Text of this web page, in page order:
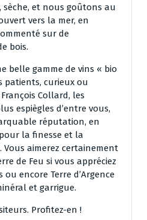
et nous goûtons au
vers la mer, en
sur de
bois.
belle gamme de vins « bio
patients, curieux ou
Collard, les
espiègles d’entre vous,
réputation, en
la finesse et la
aimerez certainement
de Feu si vous appréciez
encore Terre d’Argence
et garrigue.
Profitez-en !